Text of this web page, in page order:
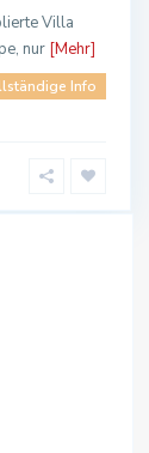
Villa
nur [Mehr]
Info